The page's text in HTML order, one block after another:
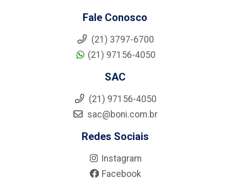
Fale Conosco
(21) 3797-6700
(21) 97156-4050
SAC
(21) 97156-4050
sac@boni.com.br
Redes Sociais
Instagram
Facebook